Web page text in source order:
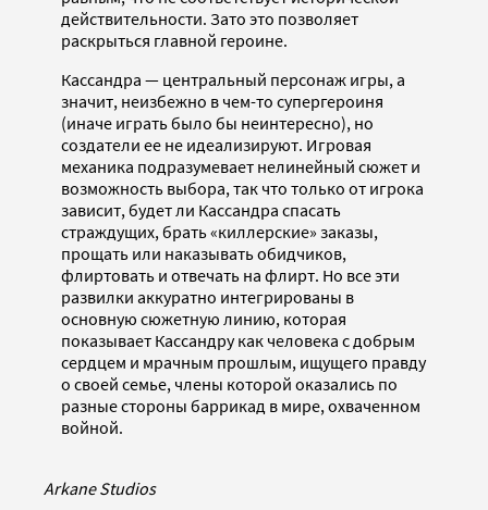
действительности. Зато это позволяет
раскрыться главной героине.
Кассандра — центральный персонаж игры, а
значит, неизбежно в чем-то супергероиня
(иначе играть было бы неинтересно), но
создатели ее не идеализируют. Игровая
механика подразумевает нелинейный сюжет и
возможность выбора, так что только от игрока
зависит, будет ли Кассандра спасать
страждущих, брать «киллерские» заказы,
прощать или наказывать обидчиков,
флиртовать и отвечать на флирт. Но все эти
развилки аккуратно интегрированы в
основную сюжетную линию, которая
показывает Кассандру как человека с добрым
сердцем и мрачным прошлым, ищущего правду
о своей семье, члены которой оказались по
разные стороны баррикад в мире, охваченном
войной.
Arkane Studios